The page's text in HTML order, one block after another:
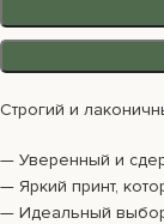
Строгий и
— Уверенный и
— Яркий принт,
— Идеальный